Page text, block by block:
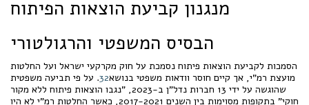
מנגנון קביעת הוצאות הפיתוח
הבסיס המשפטי והרגולטורי
הסמכות לקביעת הוצאות פיתוח נסמכת על חוק מקרקעי ישראל ועל החלטות
מועצת רמ"י, אך קיים חוסר וודאות משפטי בנושא32. על פי תביעה משפטית
שהוגשה על ידי 13 חברות נדל"ן ב-2023, "נגבו הוצאות פיתוח ללא מקור
חוקי" בתקופות מסוימות בין השנים 2017-2021, כאשר החלטות רמ"י לא היו